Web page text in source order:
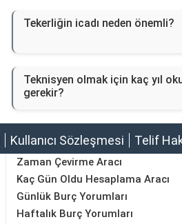
Tekerliğin icadı neden önemli?
Teknisyen olmak için kaç yıl
gerekir?
Kullanıcı Sözleşmesi Telif
Zaman Çevirme Aracı
Kaç Gün Oldu Hesaplama Aracı
Günlük Burç Yorumları
Haftalık Burç Yorumları